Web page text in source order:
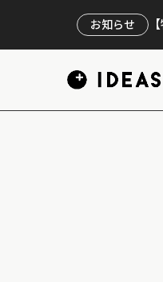
お知らせ